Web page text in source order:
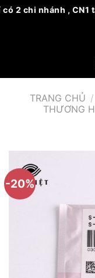
nhánh , CN1 tại
TRANG CHỦ /
THƯƠNG
-20%